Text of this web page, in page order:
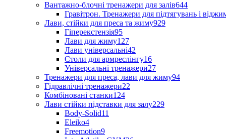
Вантажно-блочні тренажери для залів644
Гравітрон. Тренажери для підтягувань і
Лави, стійки для преса та жиму929
Гіперекстензія95
Лави для жиму127
Лави універсальні42
Столи для армреслінгу16
Універсальні тренажери27
Тренажери для преса, лави для жиму94
Гідравлічні тренажери22
Комбіновані станки124
Лави стійки підставки для залу229
Body-Solid11
Eleiko4
Freemotion9